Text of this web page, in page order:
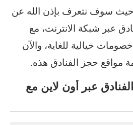
حيث سوف نتعرف بإذن الله عن
عبر شبكة الانترنت، مع
خيالية للغاية، والآن
مواقع حجز الفنادق هذه.
عبر أون لاين مع